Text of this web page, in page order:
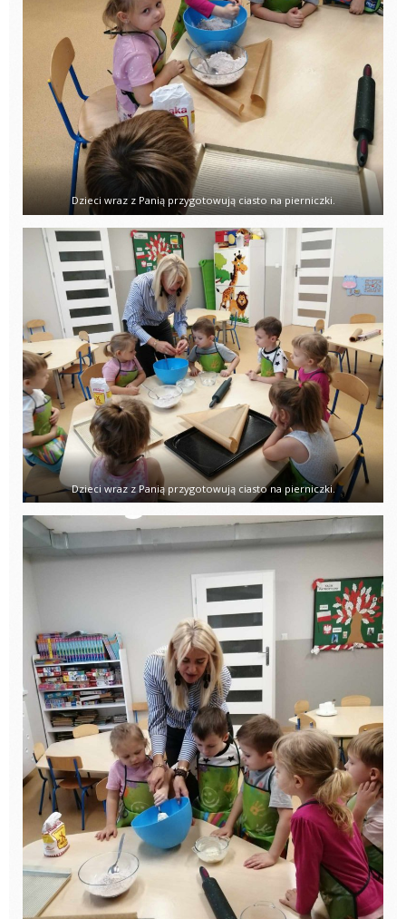
Dzieci wraz z Panią przygotowują ciasto na pierniczki.
Dzieci wraz z Panią przygotowują ciasto na pierniczki.